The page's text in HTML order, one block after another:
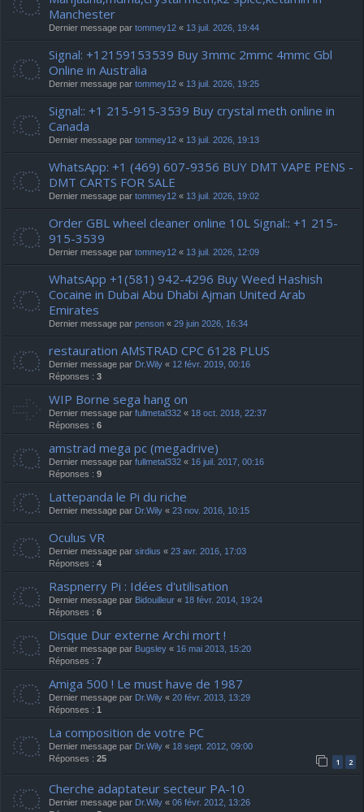
Manchester
Dernier message par tommey12 « 13 juil. 2026, 19:44
Signal: +12159153539 Buy 3mmc 2mmc 4mmc Gbl
Online in Australia
Dernier message par tommey12 « 13 juil. 2026, 19:25
Signal:: +1 215-915-3539 Buy crystal meth online in
Canada
Dernier message par tommey12 « 13 juil. 2026, 19:13
WhatsApp: +1 (469) 607-9356 BUY DMT VAPE PENS -
DMT CARTS FOR SALE
Dernier message par tommey12 « 13 juil. 2026, 19:02
Order GBL wheel cleaner online 10L Signal:: +1 215-
915-3539
Dernier message par tommey12 « 13 juil. 2026, 12:09
WhatsApp +1(581) 942-4296 Buy Weed Hashish
Cocaine in Dubai Abu Dhabi Ajman United Arab
Emirates
Dernier message par penson « 29 juin 2026, 16:34
restauration AMSTRAD CPC 6128 PLUS
Dernier message par Dr.Wily « 12 févr. 2019, 00:16
Réponses : 3
WIP Borne sega hang on
Dernier message par fullmetal332 « 18 oct. 2018, 22:37
Réponses : 6
amstrad mega pc (megadrive)
Dernier message par fullmetal332 « 16 juil. 2017, 00:16
Réponses : 9
Lattepanda le Pi du riche
Dernier message par Dr.Wily « 23 nov. 2016, 10:15
Oculus VR
Dernier message par sirdius « 23 avr. 2016, 17:03
Réponses : 4
Raspnerry Pi : Idées d'utilisation
Dernier message par Bidouilleur « 18 févr. 2014, 19:24
Réponses : 6
Disque Dur externe Archi mort !
Dernier message par Bugsley « 16 mai 2013, 15:20
Réponses : 7
Amiga 500 ! Le must have de 1987
Dernier message par Dr.Wily « 20 févr. 2013, 13:29
Réponses : 1
La composition de votre PC
Dernier message par Dr.Wily « 18 sept. 2012, 09:00
Réponses : 25 1 2
Cherche adaptateur secteur PA-10
Dernier message par Dr.Wily « 06 févr. 2012, 13:26